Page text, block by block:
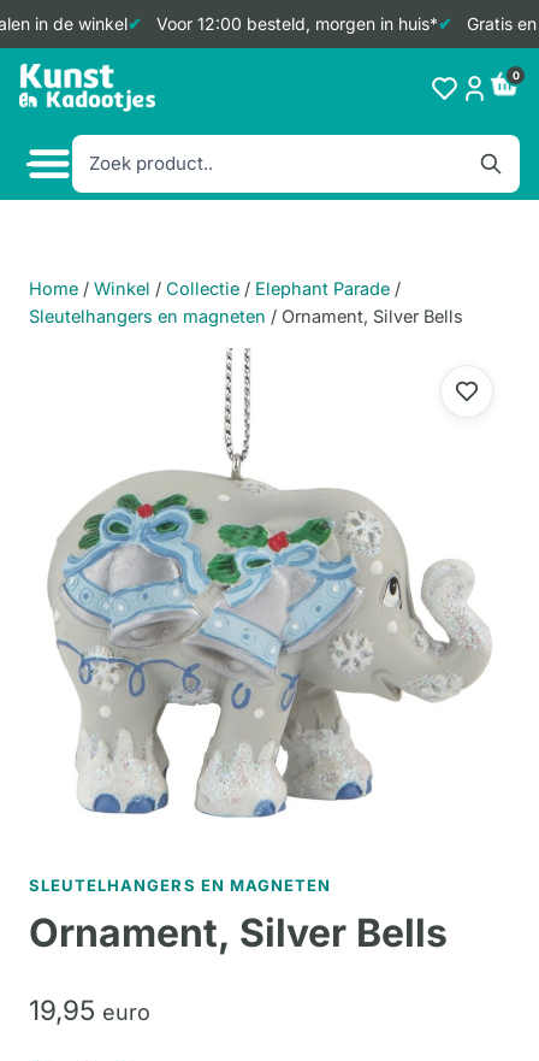
in de winkel Voor 12:00 besteld, morgen in huis* Gratis
Doorgaan
naar
0
Home / Winkel / Collectie / Elephant Parade /
Sleutelhangers en magneten / Ornament, Silver Bells
SLEUTELHANGERS EN MAGNETEN
Ornament, Silver Bells
19,95 euro